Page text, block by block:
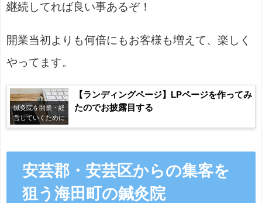
継続してれば良い事あるぞ！
開業当初よりも何倍にもお客様も増えて、楽しく
やってます。
鍼灸院を開業・経
営していくために
【ランディングページ】LPページを作ってみ
たのでお披露目する
安芸郡・安芸区からの集客を
狙う海田町の鍼灸院